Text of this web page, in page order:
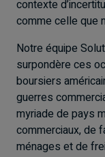
contexte
comme celle que
Notre équipe
surpondère ces
boursiers
guerres
myriade de pays
commerciaux, de
ménages et de